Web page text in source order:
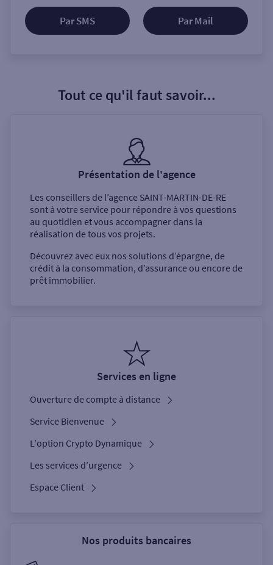
Par SMS Par Mail
Tout ce qu'il faut savoir...
Présentation de l'agence
Les conseillers de l’agence SAINT-MARTIN-DE-RE
sont à votre service pour répondre à vos questions
au quotidien et vous accompagner dans la
réalisation de tous vos projets.
Découvrez avec eux nos solutions d’épargne, de
crédit à la consommation, d’assurance ou encore de
prêt immobilier.
Services en ligne
Ouverture de compte à distance
Service Bienvenue
L'option Crypto Dynamique
Les services d’urgence
Espace Client
Nos produits bancaires